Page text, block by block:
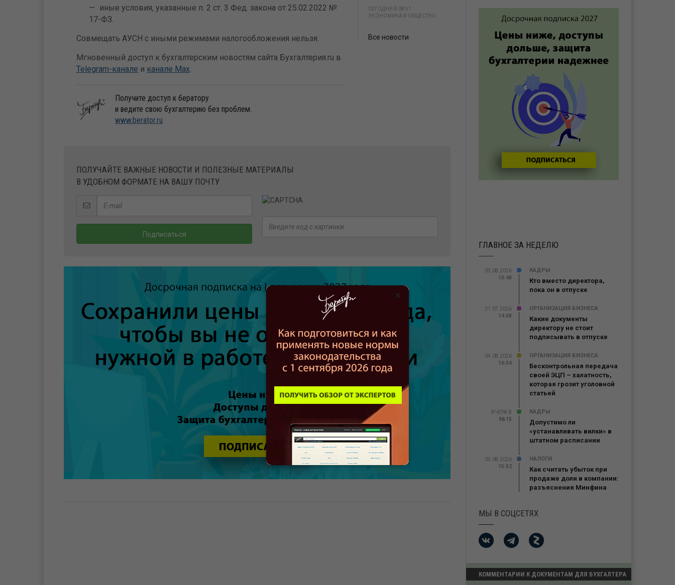
иные условия, указанные п. 2 ст. 3 Фед. закона от 25.02.2022 №
17-ФЗ.
Совмещать АУСН с иными режимами налогообложения нельзя.
Мгновенный доступ к бухгалтерским новостям сайта Бухгалтерия.ru в
Telegram-канале и канале Max.
Получите доступ к бератору
и ведите свою бухгалтерию без проблем.
www.berator.ru
СЕГОДНЯ В 08:51
ЭКОНОМИКА И ОБЩЕСТВО
Все новости
ПОЛУЧАЙТЕ ВАЖНЫЕ НОВОСТИ И ПОЛЕЗНЫЕ МАТЕРИАЛЫ
В УДОБНОМ ФОРМАТЕ НА ВАШУ ПОЧТУ
ГЛАВНОЕ ЗА НЕДЕЛЮ
03.08.2026
10:48
КАДРЫ
Кто вместо директора,
пока он в отпуске
31.07.2026
14:08
ОРГАНИЗАЦИЯ БИЗНЕСА
Какие документы
директору не стоит
подписывать в отпуске
04.08.2026
16:04
ОРГАНИЗАЦИЯ БИЗНЕСА
Бесконтрольная передача
своей ЭЦП – халатность,
которая грозит уголовной
статьей
ВЧЕРА В
16:15
16:15
КАДРЫ
Допустимо ли
«устанавливать вилки» в
штатном расписании
03.08.2026
15:02
НАЛОГИ
Как считать убыток при
продаже доли в компании:
разъяснения Минфина
МЫ В СОЦСЕТЯХ
КОММЕНТАРИИ К ДОКУМЕНТАМ ДЛЯ БУХГАЛТЕРА
×